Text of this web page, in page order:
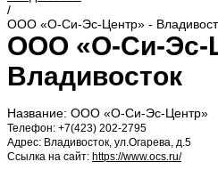
/
ООО «О-Си-Эс-Центр» -
ООО «О-Си-Эс-
Владивосток
Название: ООО «О-Си-Эс-Центр»
Телефон: +7(423) 202-2795
Адрес: Владивосток, ул.Огарева, д.5
Ссылка на сайт: https://www.ocs.ru/